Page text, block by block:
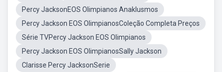
Percy JacksonEOS Olimpianos Anaklusmos
Percy Jackson EOS OlimpianosColeção Completa Preços
Série TVPercy Jackson EOS Olimpianos
Percy Jackson EOS OlimpianosSally Jackson
Clarisse Percy JacksonSerie